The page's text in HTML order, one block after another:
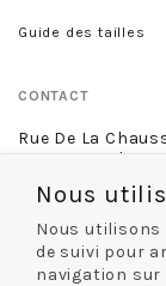
Guide des tailles
CONTACT
Rue De La
46 rue Royale
02 38 68 60 13
Nous
Nous utilisons
de suivi pour
navigation